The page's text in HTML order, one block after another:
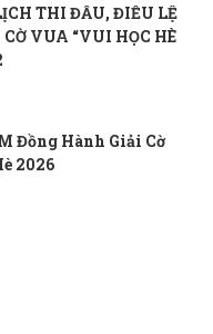
THI ĐẤU, ĐIỀU LỆ
CỜ VUA “VUI HỌC HÈ
Đồng Hành Giải Cờ
2026